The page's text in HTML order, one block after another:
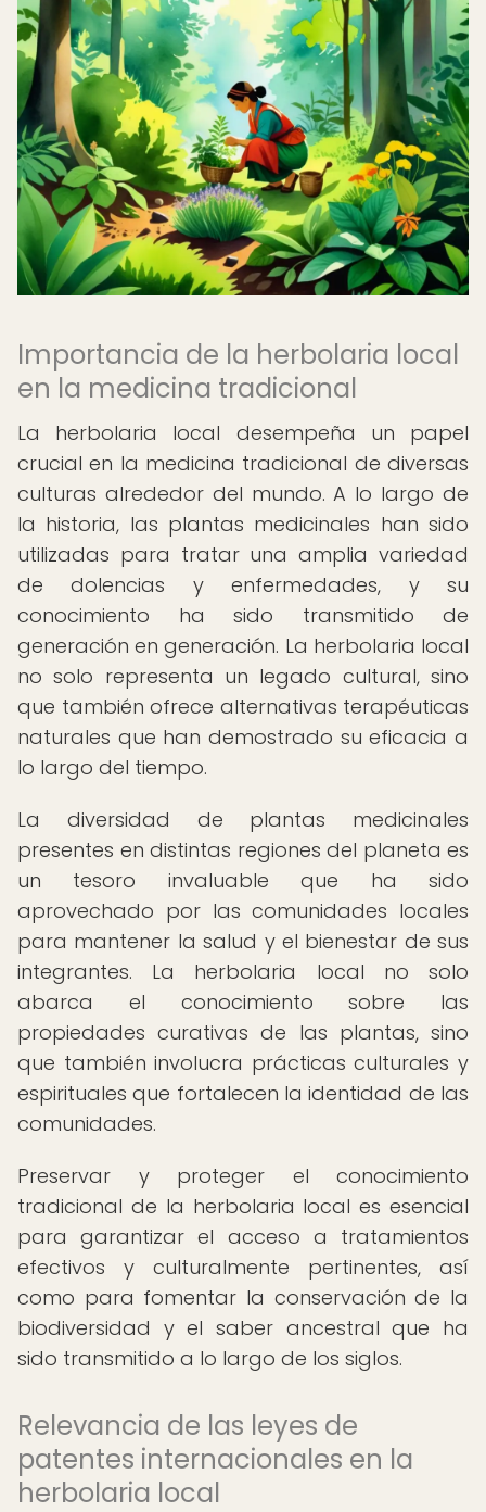
Importancia de la herbolaria local
en la medicina tradicional
La herbolaria local desempeña un papel
crucial en la medicina tradicional de diversas
culturas alrededor del mundo. A lo largo de
la historia, las plantas medicinales han sido
utilizadas para tratar una amplia variedad
de dolencias y enfermedades, y su
conocimiento ha sido transmitido de
generación en generación. La herbolaria local
no solo representa un legado cultural, sino
que también ofrece alternativas terapéuticas
naturales que han demostrado su eficacia a
lo largo del tiempo.
La diversidad de plantas medicinales
presentes en distintas regiones del planeta es
un tesoro invaluable que ha sido
aprovechado por las comunidades locales
para mantener la salud y el bienestar de sus
integrantes. La herbolaria local no solo
abarca el conocimiento sobre las
propiedades curativas de las plantas, sino
que también involucra prácticas culturales y
espirituales que fortalecen la identidad de las
comunidades.
Preservar y proteger el conocimiento
tradicional de la herbolaria local es esencial
para garantizar el acceso a tratamientos
efectivos y culturalmente pertinentes, así
como para fomentar la conservación de la
biodiversidad y el saber ancestral que ha
sido transmitido a lo largo de los siglos.
Relevancia de las leyes de
patentes internacionales en la
herbolaria local